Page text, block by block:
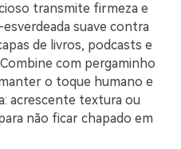
transmite firmeza e
suave contra
de livros, podcasts e
com pergaminho
o toque humano e
acrescente textura ou
não ficar chapado em